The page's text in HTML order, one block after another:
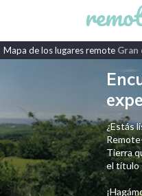
Mapa de los lugares remote Gran
¿Estás
Tierra
el título